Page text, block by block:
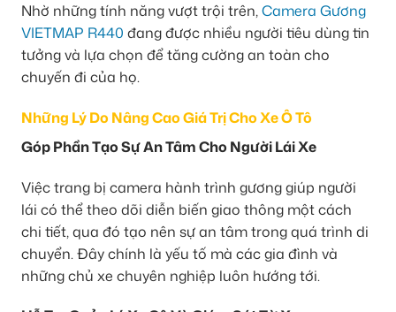
Nhờ những tính năng vượt trội trên,Camera Gương
VIETMAP R440 đang được nhiều người tiêu dùng tin
tưởng và lựa chọn để tăng cường an toàn cho
chuyến đi của họ.
Những Lý Do Nâng Cao Giá Trị Cho Xe Ô Tô
Góp Phần Tạo Sự An Tâm Cho Người Lái Xe
Việc trang bị camera hành trình gương giúp người
lái có thể theo dõi diễn biến giao thông một cách
chi tiết, qua đó tạo nên sự an tâm trong quá trình di
chuyển. Đây chính là yếu tố mà các gia đình và
những chủ xe chuyên nghiệp luôn hướng tới.